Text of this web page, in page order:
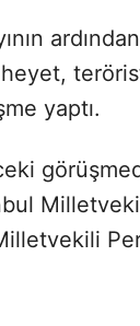
yaptı.